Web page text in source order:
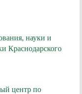
науки и
Краснодарского
центр по